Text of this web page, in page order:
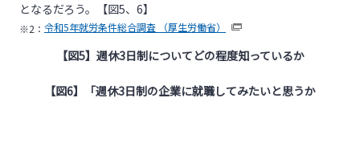
となるだろう。【図5、6】
※2： 令和5年就労条件総合調査 （厚生労働省）
【図5】週休3日制についてどの程度知っているか
【図6】「週休3日制の企業に就職してみたいと思うか